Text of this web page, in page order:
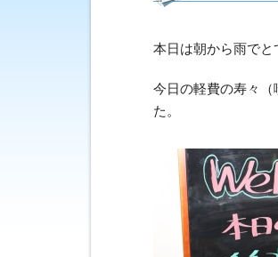
本日は朝から雨でと
今日の軽費の寿々
た。